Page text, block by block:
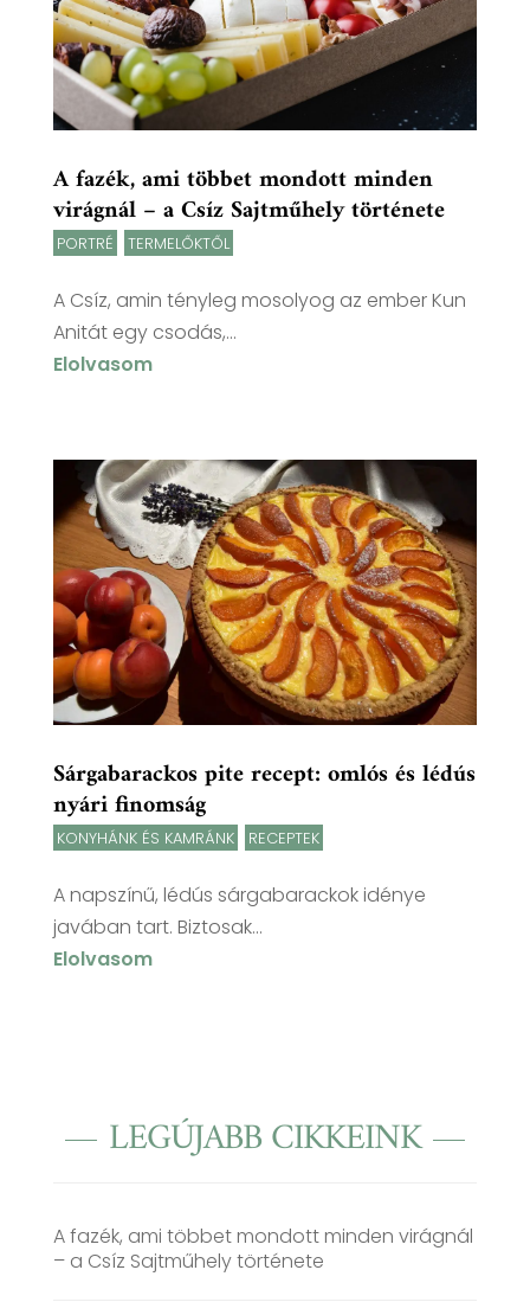
A fazék, ami többet mondott minden
virágnál – a Csíz Sajtműhely története
PORTRÉ TERMELŐKTŐL
A Csíz, amin tényleg mosolyog az ember Kun
Anitát egy csodás,...
Elolvasom
Sárgabarackos pite recept: omlós és lédús
nyári finomság
KONYHÁNK ÉS KAMRÁNK RECEPTEK
A napszínű, lédús sárgabarackok idénye
javában tart. Biztosak...
Elolvasom
LEGÚJABB CIKKEINK
A fazék, ami többet mondott minden virágnál
– a Csíz Sajtműhely története